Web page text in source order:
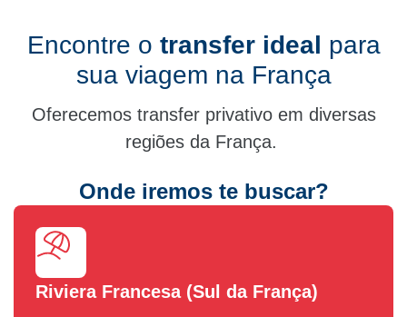
Encontre o transfer ideal para
sua viagem na França
Oferecemos transfer privativo em diversas
regiões da França.
Onde iremos te buscar?
Riviera Francesa (Sul da França)